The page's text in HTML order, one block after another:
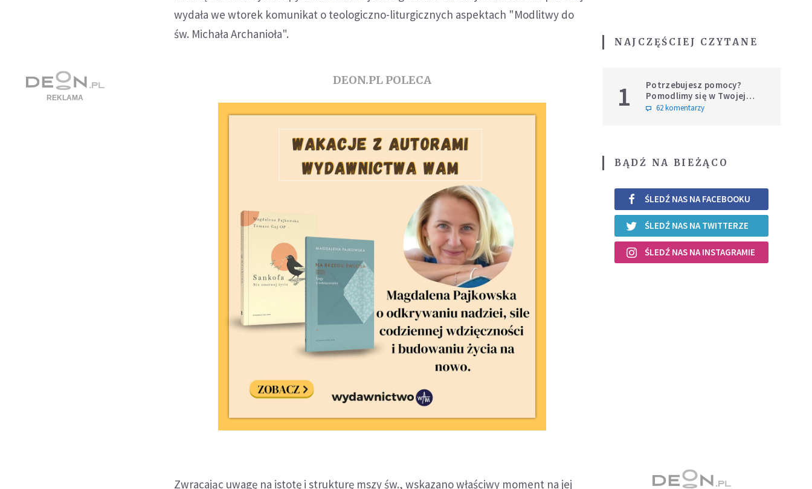
wydała we wtorek komunikat o teologiczno-liturgicznych aspektach "Modlitwy do
św. Michała Archanioła".
DEON.PL POLECA
Zwracając uwagę na istotę i strukturę mszy św., wskazano właściwy moment na jej
NAJCZĘŚCIEJ CZYTANE
1
Potrzebujesz pomocy?
Pomodlimy się w Twojej
intencji
62 komentarzy
BĄDŹ NA BIEŻĄCO
ŚLEDŹ NAS NA FACEBOOKU
ŚLEDŹ NAS NA TWITTERZE
ŚLEDŹ NAS NA INSTAGRAMIE